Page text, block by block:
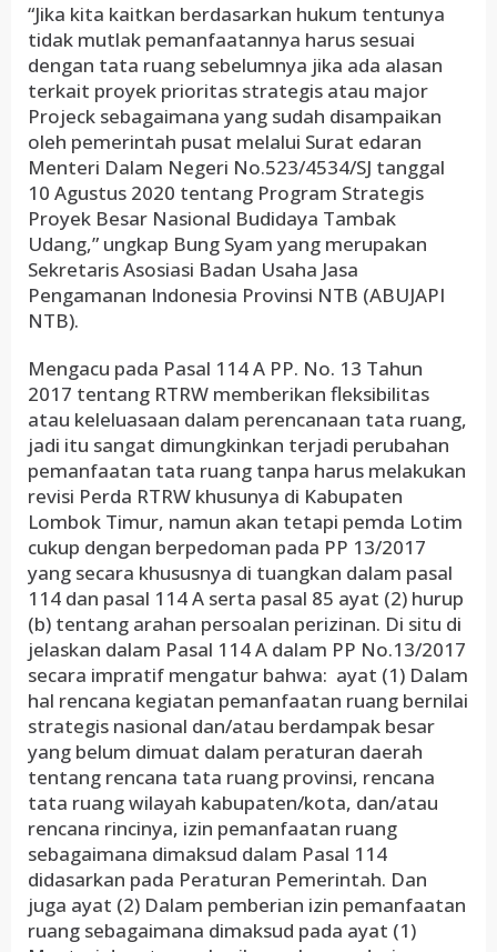
“Jika kita kaitkan berdasarkan hukum tentunya
tidak mutlak pemanfaatannya harus sesuai
dengan tata ruang sebelumnya jika ada alasan
terkait proyek prioritas strategis atau major
Projeck sebagaimana yang sudah disampaikan
oleh pemerintah pusat melalui Surat edaran
Menteri Dalam Negeri No.523/4534/SJ tanggal
10 Agustus 2020 tentang Program Strategis
Proyek Besar Nasional Budidaya Tambak
Udang,” ungkap Bung Syam yang merupakan
Sekretaris Asosiasi Badan Usaha Jasa
Pengamanan Indonesia Provinsi NTB (ABUJAPI
NTB).
Mengacu pada Pasal 114 A PP. No. 13 Tahun
2017 tentang RTRW memberikan fleksibilitas
atau keleluasaan dalam perencanaan tata ruang,
jadi itu sangat dimungkinkan terjadi perubahan
pemanfaatan tata ruang tanpa harus melakukan
revisi Perda RTRW khusunya di Kabupaten
Lombok Timur, namun akan tetapi pemda Lotim
cukup dengan berpedoman pada PP 13/2017
yang secara khususnya di tuangkan dalam pasal
114 dan pasal 114 A serta pasal 85 ayat (2) hurup
(b) tentang arahan persoalan perizinan. Di situ di
jelaskan dalam Pasal 114 A dalam PP No.13/2017
secara impratif mengatur bahwa: ayat (1) Dalam
hal rencana kegiatan pemanfaatan ruang bernilai
strategis nasional dan/atau berdampak besar
yang belum dimuat dalam peraturan daerah
tentang rencana tata ruang provinsi, rencana
tata ruang wilayah kabupaten/kota, dan/atau
rencana rincinya, izin pemanfaatan ruang
sebagaimana dimaksud dalam Pasal 114
didasarkan pada Peraturan Pemerintah. Dan
juga ayat (2) Dalam pemberian izin pemanfaatan
ruang sebagaimana dimaksud pada ayat (1)